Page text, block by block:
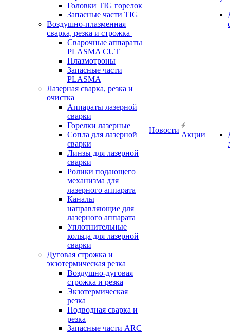
Головки TIG горелок
Запасные части TIG
Воздушно-плазменная
сварка, резка и строжка
Сварочные аппараты
PLASMA CUT
Плазмотроны
Запасные части
PLASMA
Лазерная сварка, резка и
очистка
Аппараты лазерной
сварки
Горелки лазерные
Сопла для лазерной
сварки
Линзы для лазерной
сварки
Ролики подающего
механизма для
лазерного аппарата
Каналы
направляющие для
лазерного аппарата
Уплотнительные
кольца для лазерной
сварки
Дуговая строжка и
экзотермическая резка
Воздушно-дуговая
строжка и резка
Экзотермическая
резка
Подводная сварка и
резка
Запасные части ARC
Новости
Акции